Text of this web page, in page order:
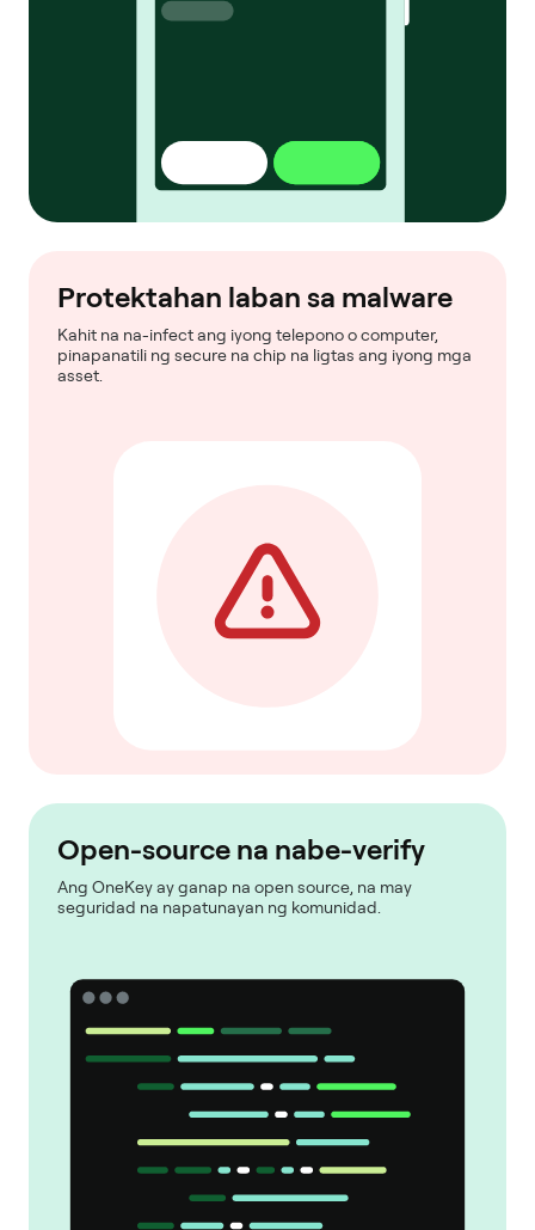
Protektahan laban sa malware
Kahit na na-infect ang iyong telepono o computer,
pinapanatili ng secure na chip na ligtas ang iyong mga
asset.
Open-source na nabe-verify
Ang OneKey ay ganap na open source, na may
seguridad na napatunayan ng komunidad.